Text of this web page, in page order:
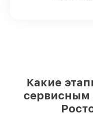
Какие
сервисным